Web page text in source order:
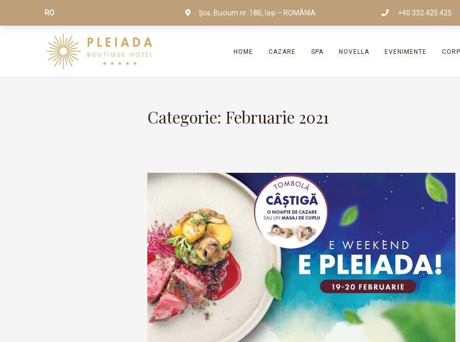
RO Șos. Bucium nr. 18B, Iași – ROMÂNIA +40 332 425 425
HOME CAZARE SPA NOVELLA EVENIMENTE
Categorie: Februarie 2021